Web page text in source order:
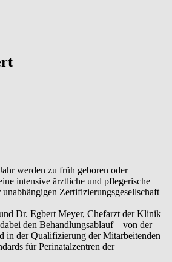
werden zu früh geboren oder
intensive ärztliche und pflegerische
Zertifizierungsgesellschaft
Dr. Egbert Meyer, Chefarzt der Klinik
den Behandlungsablauf – von der
in der Qualifizierung der Mitarbeitenden
für Perinatalzentren der